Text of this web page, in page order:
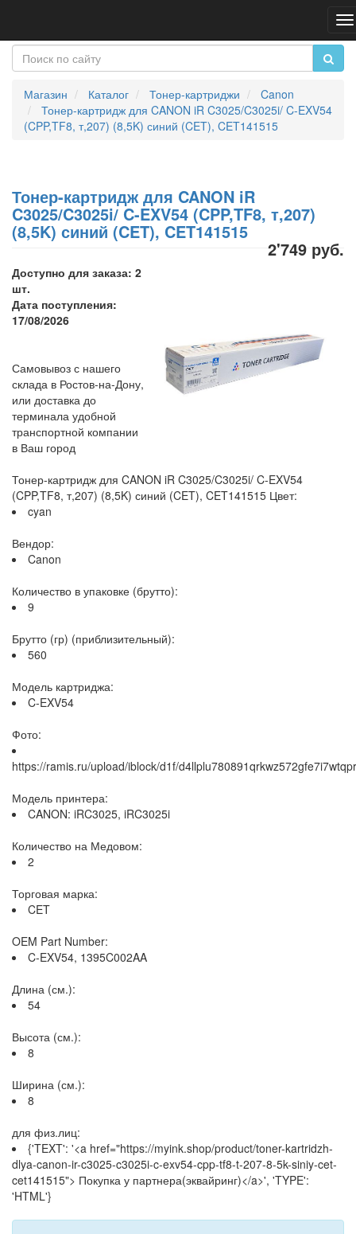
Магазин Каталог Тонер-картриджи
Canon
Тонер-картридж для CANON iR C3025/C3025i/ C-EXV54
(CPP,TF8, т,207) (8,5K) синий (CET), CET141515
Тонер-картридж для CANON iR
C3025/C3025i/ C-EXV54 (CPP,TF8, т,207)
(8,5K) синий (CET), CET141515
2'749 руб.
Доступно для заказа: 2
шт.
Дата поступления:
17/08/2026
Самовывоз с нашего
склада в Ростов-на-Дону,
или доставка до
терминала удобной
транспортной компании
в Ваш город
Тонер-картридж для CANON iR C3025/C3025i/ C-EXV54
(CPP,TF8, т,207) (8,5K) синий (CET), CET141515 Цвет:
cyan
Вендор:
Canon
Количество в упаковке (брутто):
9
Брутто (гр) (приблизительный):
560
Модель картриджа:
C-EXV54
Фото:
https://ramis.ru/upload/iblock/d1f/
Модель принтера:
CANON: iRC3025, iRC3025i
Количество на Медовом:
2
Торговая марка:
CET
OEM Part Number:
C-EXV54, 1395C002AA
Длина (см.):
54
Высота (см.):
8
Ширина (см.):
8
для физ.лиц:
{'TEXT': '<a href="https://myink.shop/product/toner-kartridzh-
dlya-canon-ir-c3025-c3025i-c-exv54-cpp-tf8-t-207-8-5k-siniy-cet-
cet141515"> Покупка у партнера(эквайринг)</a>', 'TYPE':
'HTML'}